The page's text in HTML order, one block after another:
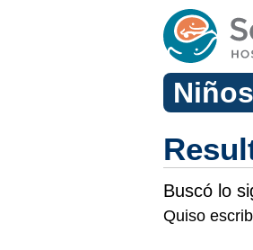
Niños
Buscó lo
Quiso